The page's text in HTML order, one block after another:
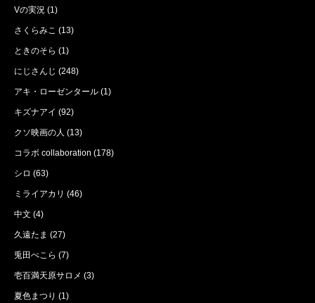
Vの実況 (1)
さくらみこ (13)
ときのそら (1)
にじさんじ (248)
アキ・ローゼンタール (1)
キズナアイ (92)
クソ映画の人 (13)
コラボ collaboration (178)
シロ (63)
ミライアカリ (46)
中文 (4)
久遠たま (27)
兎田ぺこら (7)
壱百満天原サロメ (3)
夏色まつり (1)